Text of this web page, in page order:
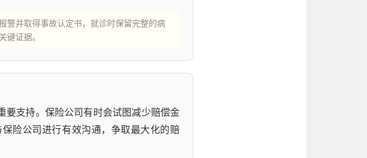
警并取得事故认定书，就诊时保留完整的病
键证据。
要支持。保险公司有时会试图减少赔偿金
险公司进行有效沟通，争取最大化的赔